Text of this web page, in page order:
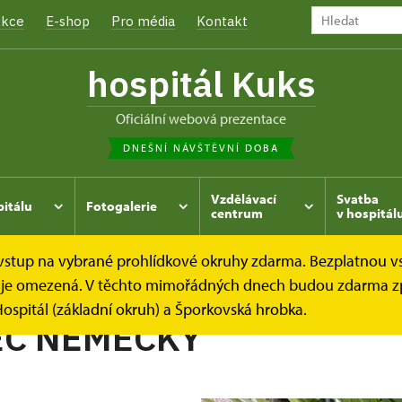
E-shop Pro média Kontakt
hospitál Kuks
oficiální webová prezentace
DNEŠNÍ NÁVŠTĚVNÍ DOBA
Fotogalerie
Vzdělávací
centrum
Svatba
v
na vybrané prohlídkové okruhy zdarma. Bezplatnou
omezená. V těchto mimořádných dnech budou zdarma
(základní okruh) a Šporkovská hrobka.
Kukský herbář - aneb co u nás roste... KOSATEC
NĚMECKÝ